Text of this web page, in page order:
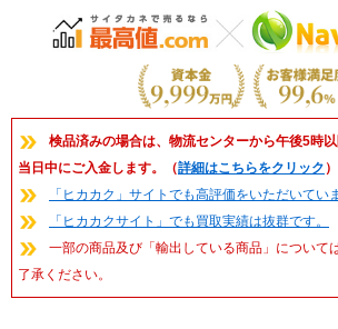
検品済みの場合は、物流センターから午後5時以
当日中にご入金します。（詳細はこちらをクリック ）
「ヒカカク」サイトでも高評価をいただいてい
「ヒカカクサイト」でも買取実績は抜群です。
一部の商品及び「輸出している商品」について
了承ください。